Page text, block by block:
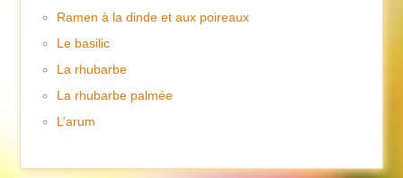
Ramen à la dinde et aux poireaux
Le basilic
La rhubarbe
La rhubarbe palmée
L’arum